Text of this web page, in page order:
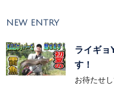
NEW ENTRY
ライギョ
す！
お待たせ